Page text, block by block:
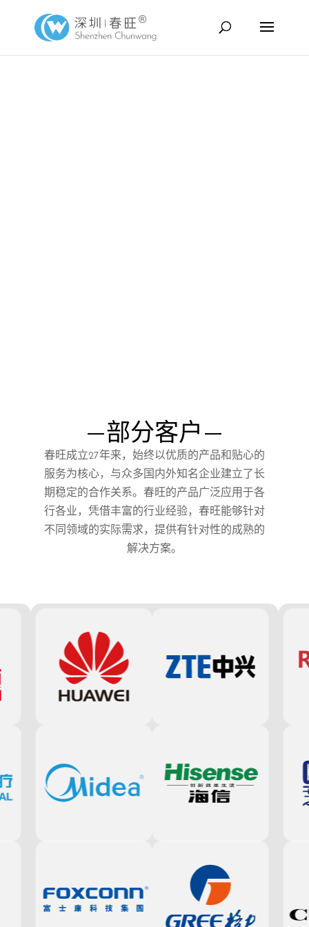
部分客户
春旺成立27年来，始终以优质的产品和贴心的
服务为核心，与众多国内外知名企业建立了长
期稳定的合作关系。春旺的产品广泛应用于各
行各业，凭借丰富的行业经验，春旺能够针对
不同领域的实际需求，提供有针对性的成熟的
解决方案。